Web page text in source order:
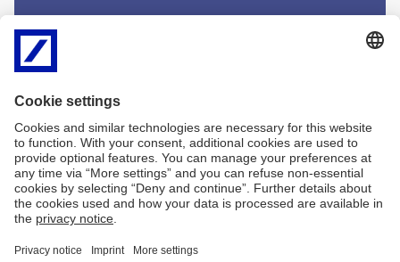
Bank
Zu
Arbeiten
der
Bank
Mehr
LinkedInFacebook
Impressum
Rechtliche Hinweise
Datenschutzerklärung
Zugänglichkeit
Sitemap
Kontakt
Cookies